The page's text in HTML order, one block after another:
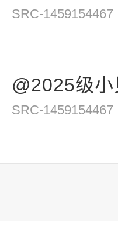
SRC-1459154467
@2025级
SRC-1459154467